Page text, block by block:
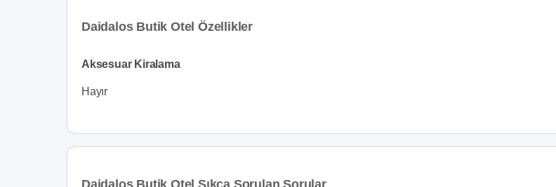
Daidalos Butik Otel Özellikler
Aksesuar Kiralama
Hayır
Daidalos Butik Otel Sıkça Sorulan Sorular